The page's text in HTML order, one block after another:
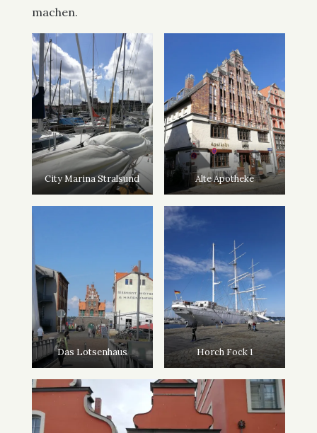
machen.
City Marina Stralsund Alte Apotheke
Das Lotsenhaus Horch Fock 1